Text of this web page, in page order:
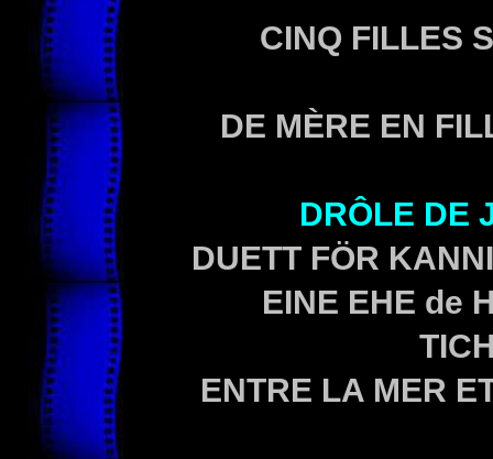
CINQ FILLES
DE MÈRE EN
DRÔLE DE
DUETT FÖR
EINE EHE de
ENTRE LA MER